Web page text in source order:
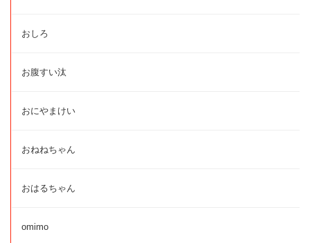
おしろ
お腹すい汰
おにやまけい
おねねちゃん
おはるちゃん
omimo